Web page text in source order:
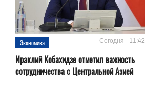
Экономика Сегодня - 11:42
Ираклий Кобахидзе отметил важность
сотрудничества с Центральной Азией